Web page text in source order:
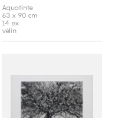
Aquatinte
63 x 90 cm
14 ex.
vélin